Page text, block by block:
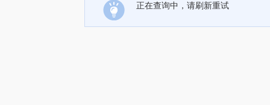
正在查询中，请刷新重试